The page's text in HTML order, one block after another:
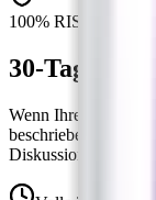
100% RISIKOFREI
30-Tage-
Wenn Ihre Lizenz
beschrieben
Diskussion.